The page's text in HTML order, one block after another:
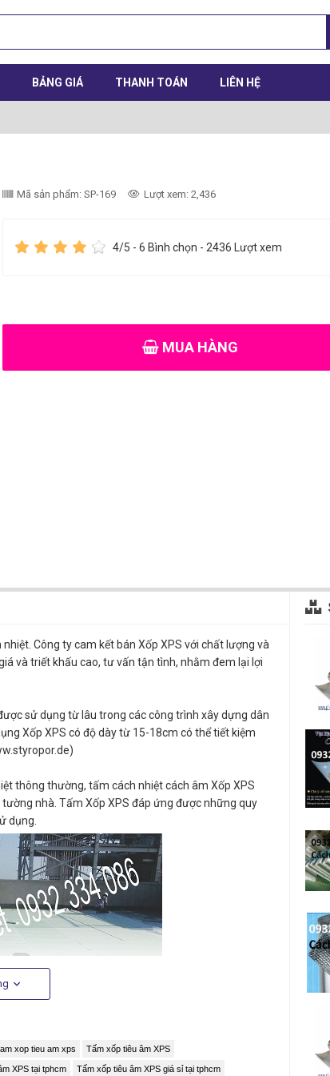
BẢNG GIÁ THANH TOÁN LIÊN HỆ
Mã sản phẩm: SP-169 Lượt xem: 2,436
4/5 - 6 Bình chọn - 2436 Lượt xem
MUA HÀNG
Công ty cam kết bán Xốp XPS với chất lượng và
và triết khấu cao, tư vấn tận tình, nhằm đem lại lợi
sử dụng từ lâu trong các công trình xây dựng dân
Xốp XPS có độ dày từ 15-18cm có thể tiết kiệm
thông thường, tấm cách nhiệt cách âm Xốp XPS
nhà. Tấm Xốp XPS đáp ứng được những quy
dụng.
xop tieu am xps Tấm xốp tiêu âm XPS
XPS tại tphcm Tấm xốp tiêu âm XPS giá sỉ tại tphcm